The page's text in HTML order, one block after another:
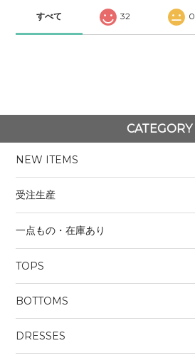
すべて 32 0
CATEGORY
NEW ITEMS
受注生産
一点もの・在庫あり
TOPS
BOYS
OUTERWEAR
Tシャツ
BOTTOMS
BOYS
DRESSES